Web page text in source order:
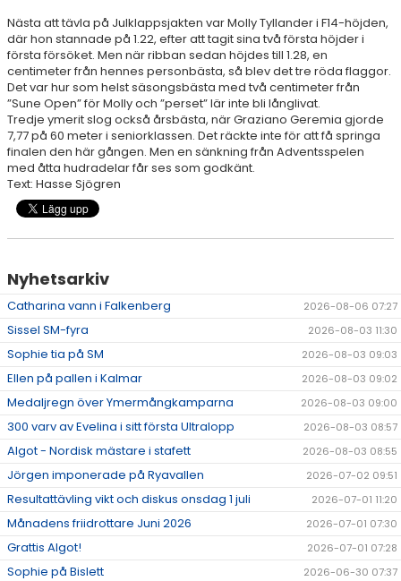
Nästa att tävla på Julklappsjakten var Molly Tyllander i F14-höjden,
där hon stannade på 1.22, efter att tagit sina två första höjder i
första försöket. Men när ribban sedan höjdes till 1.28, en
centimeter från hennes personbästa, så blev det tre röda flaggor.
Det var hur som helst säsongsbästa med två centimeter från
”Sune Open” för Molly och ”perset” lär inte bli långlivat.
Tredje ymerit slog också årsbästa, när Graziano Geremia gjorde
7,77 på 60 meter i seniorklassen. Det räckte inte för att få springa
finalen den här gången. Men en sänkning från Adventsspelen
med åtta hudradelar får ses som godkänt.
Text: Hasse Sjögren
Nyhetsarkiv
Catharina vann i Falkenberg 2026-08-06 07:27
Sissel SM-fyra 2026-08-03 11:30
Sophie tia på SM 2026-08-03 09:03
Ellen på pallen i Kalmar 2026-08-03 09:02
Medaljregn över Ymermångkamparna 2026-08-03 09:00
300 varv av Evelina i sitt första Ultralopp 2026-08-03 08:57
Algot - Nordisk mästare i stafett 2026-08-03 08:55
Jörgen imponerade på Ryavallen 2026-07-02 09:51
Resultattävling vikt och diskus onsdag 1 juli 2026-07-01 11:20
Månadens friidrottare Juni 2026 2026-07-01 07:30
Grattis Algot! 2026-07-01 07:28
Sophie på Bislett 2026-06-30 07:37